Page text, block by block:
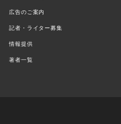
広告のご案内
記者・ライター募集
情報提供
著者一覧